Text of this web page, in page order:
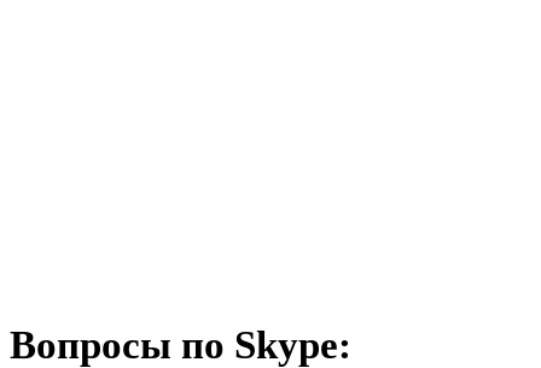
Вопросы по Skype: